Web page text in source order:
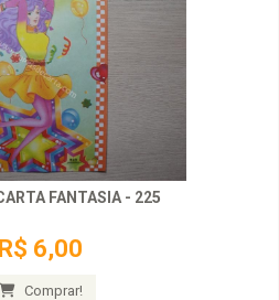
FANTASIA - 225
R$ 6,00
Comprar!